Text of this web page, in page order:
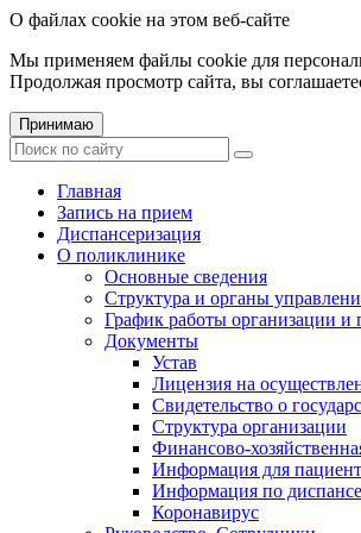
О файлах cookie на этом веб-сайте
Мы применяем файлы cookie для
Продолжая просмотр сайта, вы
Принимаю
Главная
Запись на прием
Диспансеризация
О поликлинике
Основные сведения
Структура и органы
График работы организации и
Документы
Устав
Лицензия на
Свидетельство о
Структура организации
Финансово-
Информация для
Информация по
Коронавирус